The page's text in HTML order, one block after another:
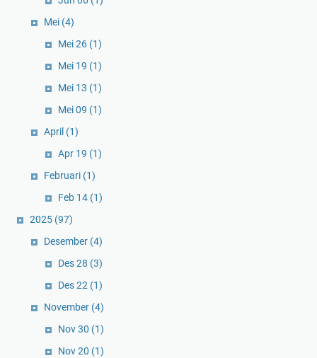
Mei (4)
Mei 26 (1)
Mei 19 (1)
Mei 13 (1)
Mei 09 (1)
April (1)
Apr 19 (1)
Februari (1)
Feb 14 (1)
2025 (97)
Desember (4)
Des 28 (3)
Des 22 (1)
November (4)
Nov 30 (1)
Nov 20 (1)